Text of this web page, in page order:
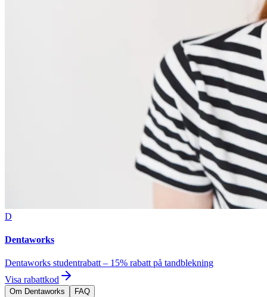
D
Dentaworks
Dentaworks studentrabatt – 15% rabatt på tandblekning
Visa rabattkod
Om Dentaworks FAQ